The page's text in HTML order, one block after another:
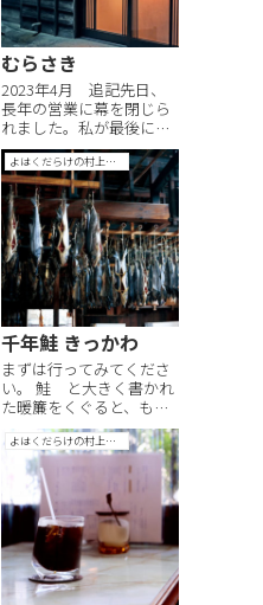
むらさき
2023年4月 追記先日、
長年の営業に幕を閉じら
れました。私が最後にお
邪魔したのは2022年の
秋。暖簾が出ていない日
が続くなぁと思っていま
したが、最後にご挨拶で
きないまま看板が外され
ていました。明かりがつ
かなくなるの、さみしい
なぁ。 まず、...
よはくだらけの村上手帖
千年鮭 きっかわ
まずは行ってみてくださ
い。 鮭 と大きく書かれ
た暖簾をくぐると、もの
すごい数の、村上ならで
はの鮭料理が並んでいま
す。 商品をじっくり見る
のはまた後で。「ご見学
どうぞ」の張り紙の奥に
進んでください。 鮭、
1000匹います。 すごいの
は、鮭が吊...
よはくだらけの村上手帖